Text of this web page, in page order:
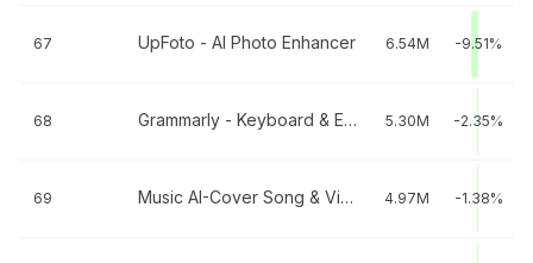
67 UpFoto - AI Photo Enhancer 6.54M -9.51%
68 Grammarly - Keyboard & Editor 5.30M -2.35%
69 Music AI-Cover Song & Video AI 4.97M -1.38%